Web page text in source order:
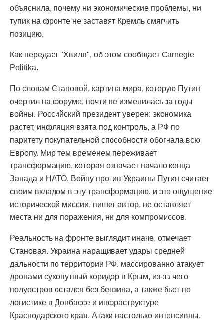
объяснила, почему ни экономические проблемы, ни
тупик на фронте не заставят Кремль смягчить
позицию.
Как передает "Хвиля", об этом сообщает Carnegie
Politika.
По словам Становой, картина мира, которую Путин
очертил на форуме, почти не изменилась за годы
войны. Российский президент уверен: экономика
растет, инфляция взята под контроль, а РФ по
паритету покупательной способности обогнала всю
Европу. Мир тем временем переживает
трансформацию, которая означает начало конца
Запада и НАТО. Войну против Украины Путин считает
своим вкладом в эту трансформацию, и это ощущение
исторической миссии, пишет автор, не оставляет
места ни для поражения, ни для компромиссов.
Реальность на фронте выглядит иначе, отмечает
Становая. Украина наращивает удары средней
дальности по территории РФ, массированно атакует
дронами сухопутный коридор в Крым, из-за чего
полуостров остался без бензина, а также бьет по
логистике в Донбассе и инфраструктуре
Краснодарского края. Атаки настолько интенсивны,